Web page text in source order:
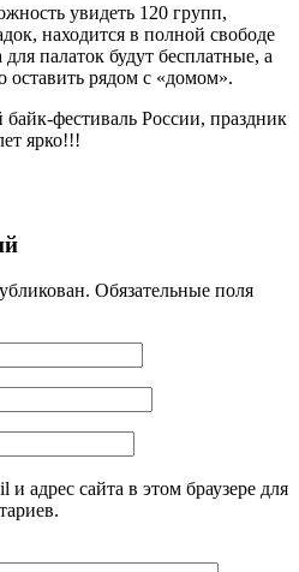
увидеть 120 групп,
находится в полной свободе
палаток будут бесплатные, а
рядом с «домом».
фестиваль России, праздник
ярко!!!
Обязательные поля
адрес сайта в этом браузере для